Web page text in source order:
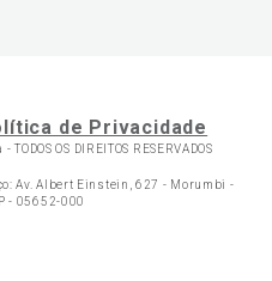
de Privacidade
-TODOS OS DIREITOS RESERVADOS
Av. Albert Einstein, 627 - Morumbi -
- 05652-000